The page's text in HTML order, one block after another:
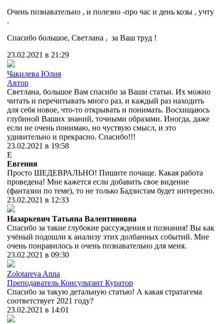
Очень познавательно , и полезно -про час и день козы , учту
.
Спасибо большое, Светлана , за Ваш труд !
23.02.2021 в 21:29
Чакилева Юлия
Автор
Светлана, большое Вам спасибо за Ваши статьи. Их можно
читать и перечитывать много раз, и каждый раз находить
для себя новое, что-то открывать и понимать. Восхищаюсь
глубиной Ваших знаний, точными образами. Иногда, даже
если не очень понимаю, но чуствую смысл, и это
удивительно и прекрасно. Спасибо!!!
23.02.2021 в 19:58
Е
Евгения
Просто ШЕДЕВРАЛЬНО! Пишите почаще. Какая работа
проведена! Мне кажется если добавить свое видение
(фантазии по теме), то не только Бадзистам будет интересно.
23.02.2021 в 12:33
Назаркевич Татьяна Валентиновна
Спасибо за такие глубокие рассуждения и познания! Вы как
учёный подошли к анализу этих долбанных событий. Мне
очень понравилось и очень познавательно для меня.
23.02.2021 в 09:30
Zolotareva Anna
Преподаватель Консультант Куратор
Спасибо за такую детальную статью! А какая стратагема
соответствует 2021 году?
23.02.2021 в 14:01